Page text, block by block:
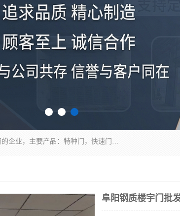
安徽奇道智能门业有限公司是一家专业生产各种门窗、智能门窗的企业，主要产品：特种门，快速门，医用门，提升门，钢木门，智能道闸，钢大门，平移门，卷帘门，保温门，钢制自由门，防火门等，欢迎前来咨询采购。
阜阳钢质楼宇门批